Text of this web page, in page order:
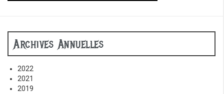
Archives Annuelles
2022
2021
2019